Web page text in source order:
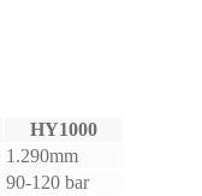
HY1000
1.290mm
90-120 bar